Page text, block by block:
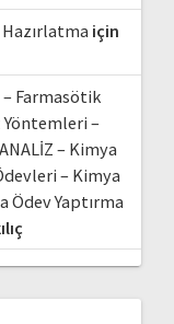
Hazırlatma için
Farmasötik
–
– Kimya
– Kimya
Ödev Yaptırma